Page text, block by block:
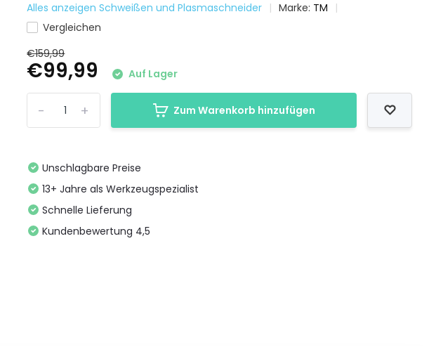
Alles anzeigen Schweißen und Plasmaschneider Marke: TM
Vergleichen
€159,99
€99,99 Auf Lager
+
- Zum Warenkorb hinzufügen
Unschlagbare Preise
13+ Jahre als Werkzeugspezialist
Schnelle Lieferung
Kundenbewertung 4,5